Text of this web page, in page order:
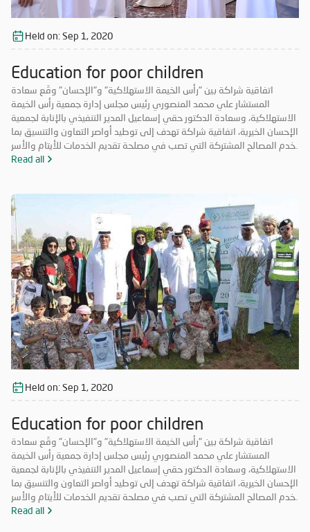
Held on:Sep 1, 2020
Education for poor children
اتفاقية شراكة بين "رأس الخيمة الاستهلاكية" و"الإحسان" وقّع سعادة
المستشار علي محمد المنصوري رئيس مجلس إدارة جمعية رأس الخيمة
الاستهلاكية، وسعادة الدكتور حقي إسماعيل المدير التنفيذي بالإنابة لجمعية
الإحسان الخيرية، اتفاقية شراكة تهدف إلى توطيد أواصر التعاون والتنسيق بما
يخدم المصالح المشتركة التي تصب في مصلحة تقديم الخدمات للأيتام والأسر
المحتاجة والمتعففة ودعم الحالات الإنسانية، إضافة إلى أهمية ترسيخ علاقة
Read all
Held on:Sep 1, 2020
Education for poor children
اتفاقية شراكة بين "رأس الخيمة الاستهلاكية" و"الإحسان" وقّع سعادة
المستشار علي محمد المنصوري رئيس مجلس إدارة جمعية رأس الخيمة
الاستهلاكية، وسعادة الدكتور حقي إسماعيل المدير التنفيذي بالإنابة لجمعية
الإحسان الخيرية، اتفاقية شراكة تهدف إلى توطيد أواصر التعاون والتنسيق بما
يخدم المصالح المشتركة التي تصب في مصلحة تقديم الخدمات للأيتام والأسر
المحتاجة والمتعففة ودعم الحالات الإنسانية، إضافة إلى أهمية ترسيخ علاقة
Read all